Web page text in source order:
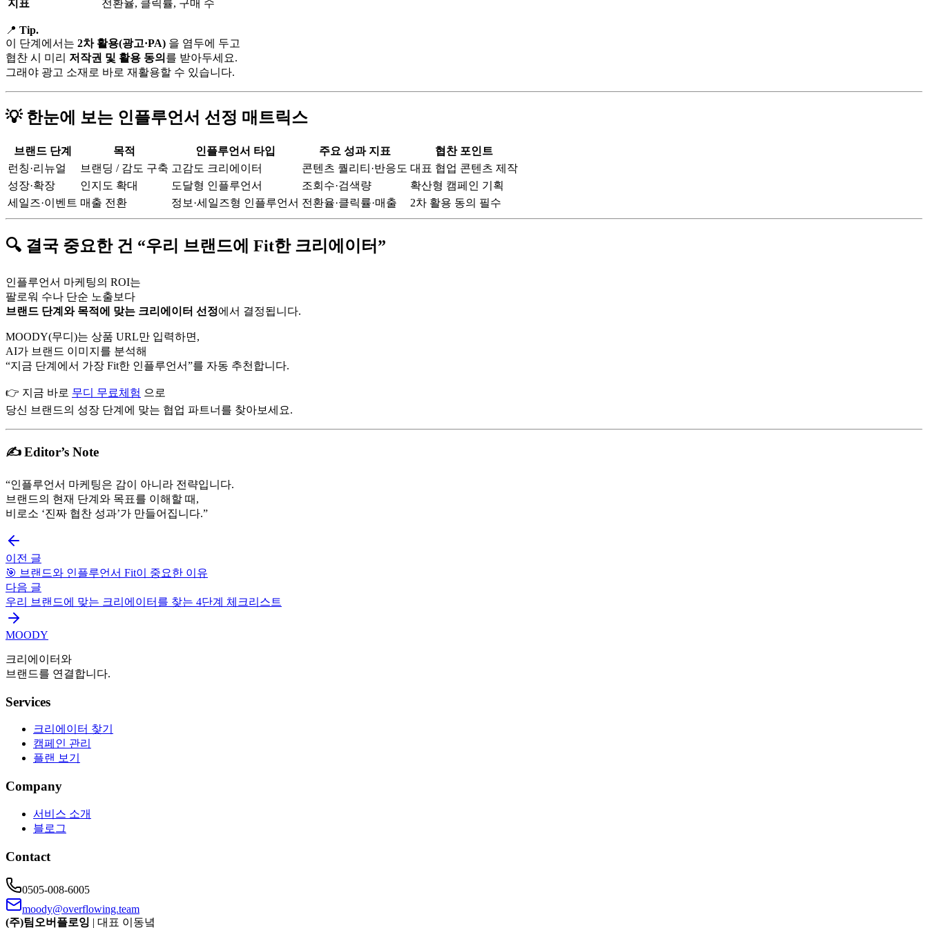
지표 전환율, 클릭률, 구매 수
📍 Tip.
이 단계에서는 2차 활용(광고·PA) 을 염두에 두고
협찬 시 미리 저작권 및 활용 동의 를 받아두세요.
그래야 광고 소재로 바로 재활용할 수 있습니다.
💡 한눈에 보는 인플루언서 선정 매트릭스
브랜드 단계 목적 인플루언서 타입 주요 성과 지표
협찬 포인트
런칭·리뉴얼
브랜딩 / 감도 구축 고감도 크리에이터 콘텐츠 퀄리티·반응도 대표 협업 콘텐츠 제작
성장·확장
인지도 확대 도달형 인플루언서 조회수·검색량
확산형 캠페인 기획
세일즈·이벤트 매출 전환 정보·세일즈형 인플루언서 전환율·클릭률·매출 2차 활용 동의 필수
🔍 결국 중요한 건 “우리 브랜드에 Fit한 크리에이터”
인플루언서 마케팅의 ROI는
팔로워 수나 단순 노출보다
브랜드 단계와 목적에 맞는 크리에이터 선정에서 결정됩니다.
MOODY(무디)는 상품 URL만 입력하면,
AI가 브랜드 이미지를 분석해
“지금 단계에서 가장 Fit한 인플루언서”를 자동 추천합니다.
👉 지금 바로 무디 무료체험 으로
당신 브랜드의 성장 단계에 맞는 협업 파트너를 찾아보세요.
✍️Editor’s Note
“인플루언서 마케팅은 감이 아니라 전략입니다.
브랜드의 현재 단계와 목표를 이해할 때,
비로소 ‘진짜 협찬 성과’가 만들어집니다.”
이전 글
🎯 브랜드와 인플루언서 Fit이 중요한 이유
다음 글
우리 브랜드에 맞는 크리에이터를 찾는 4단계 체크리스트
MOODY
크리에이터와
브랜드를 연결합니다.
Services
크리에이터 찾기
캠페인 관리
플랜 보기
Company
서비스 소개
블로그
Contact
0505-008-6005
moody@overflowing.team
(주)팀오버플로잉 | 대표 이동녘